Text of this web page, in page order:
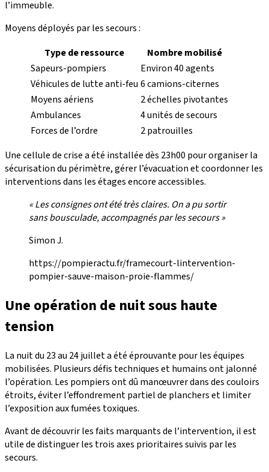
l’immeuble.
Moyens déployés par les secours :
Type de ressource
Nombre mobilisé
Sapeurs-pompiers
Environ 40 agents
Véhicules de lutte anti-feu 6 camions-citernes
Moyens aériens
2 échelles pivotantes
Ambulances
4 unités de secours
Forces de l’ordre
2 patrouilles
Une cellule de crise a été installée dès 23h00 pour organiser la
sécurisation du périmètre, gérer l’évacuation et coordonner les
interventions dans les étages encore accessibles.
« Les consignes ont été très claires. On a pu sortir
sans bousculade, accompagnés par les secours »
Simon J.
https://pompieractu.fr/framecourt-lintervention-
pompier-sauve-maison-proie-flammes/
Une opération de nuit sous haute
tension
La nuit du 23 au 24 juillet a été éprouvante pour les équipes
mobilisées. Plusieurs défis techniques et humains ont jalonné
l’opération. Les pompiers ont dû manœuvrer dans des couloirs
étroits, éviter l’effondrement partiel de planchers et limiter
l’exposition aux fumées toxiques.
Avant de découvrir les faits marquants de l’intervention, il est
utile de distinguer les trois axes prioritaires suivis par les
secours.